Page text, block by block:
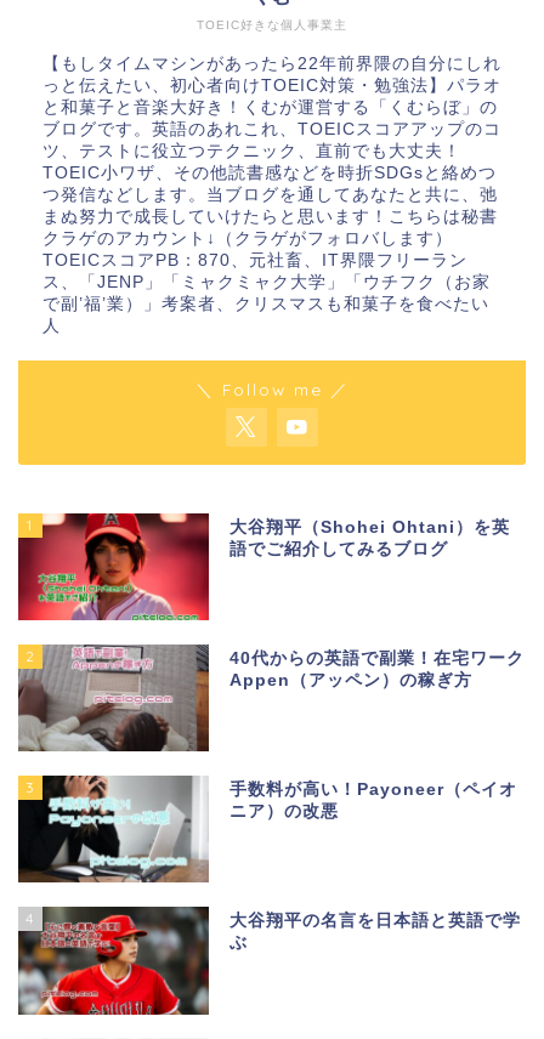
TOEIC好きな個人事業主
【もしタイムマシンがあったら22年前界隈の自分にしれ
っと伝えたい、初心者向けTOEIC対策・勉強法】パラオ
と和菓子と音楽大好き！くむが運営する「くむらぼ」の
ブログです。英語のあれこれ、TOEICスコアアップのコ
ツ、テストに役立つテクニック、直前でも大丈夫！
TOEIC小ワザ、その他読書感などを時折SDGsと絡めつ
つ発信などします。当ブログを通してあなたと共に、弛
まぬ努力で成長していけたらと思います！こちらは秘書
クラゲのアカウント↓（クラゲがフォロバします）
TOEICスコアPB：870、元社畜、IT界隈フリーラン
ス、「JENP」「ミャクミャク大学」「ウチフク（お家
で副’福’業）」考案者、クリスマスも和菓子を食べたい
人
＼ Follow me ／
1
大谷翔平（Shohei Ohtani）を英
語でご紹介してみるブログ
2
40代からの英語で副業！在宅ワーク
Appen（アッペン）の稼ぎ方
3
手数料が高い！Payoneer（ペイオ
ニア）の改悪
4
大谷翔平の名言を日本語と英語で学
ぶ